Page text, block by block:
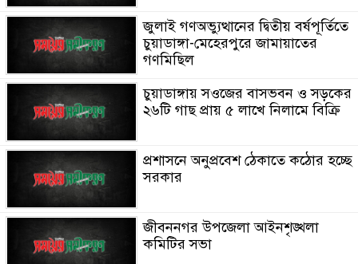
জুলাই গণঅভ্যুত্থানের দ্বিতীয় বর্ষপূর্তিতে
চুয়াডাঙ্গা-মেহেরপুরে জামায়াতের
গণমিছিল
চুয়াডাঙ্গায় সওজের বাসভবন ও সড়কের
২৬টি গাছ প্রায় ৫ লাখে নিলামে বিক্রি
প্রশাসনে অনুপ্রবেশ ঠেকাতে কঠোর হচ্ছে
সরকার
জীবননগর উপজেলা আইনশৃঙ্খলা
কমিটির সভা